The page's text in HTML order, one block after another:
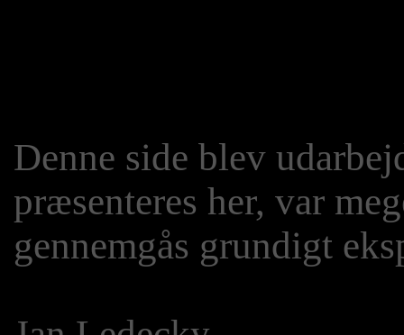
Denne side blev
præsenteres her, var
gennemgås grundigt